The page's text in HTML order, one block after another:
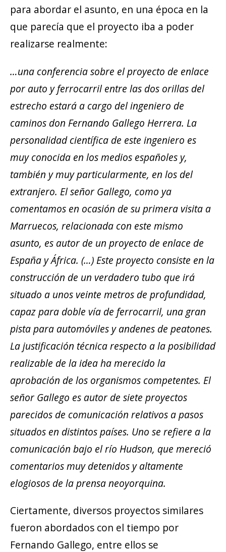
para abordar el asunto, en una época en la
que parecía que el proyecto iba a poder
realizarse realmente:
…una conferencia sobre el proyecto de enlace
por auto y ferrocarril entre las dos orillas del
estrecho estará a cargo del ingeniero de
caminos don Fernando Gallego Herrera. La
personalidad científica de este ingeniero es
muy conocida en los medios españoles y,
también y muy particularmente, en los del
extranjero. El señor Gallego, como ya
comentamos en ocasión de su primera visita a
Marruecos, relacionada con este mismo
asunto, es autor de un proyecto de enlace de
España y África. (…) Este proyecto consiste en la
construcción de un verdadero tubo que irá
situado a unos veinte metros de profundidad,
capaz para doble vía de ferrocarril, una gran
pista para automóviles y andenes de peatones.
La justificación técnica respecto a la posibilidad
realizable de la idea ha merecido la
aprobación de los organismos competentes. El
señor Gallego es autor de siete proyectos
parecidos de comunicación relativos a pasos
situados en distintos países. Uno se refiere a la
comunicación bajo el río Hudson, que mereció
comentarios muy detenidos y altamente
elogiosos de la prensa neoyorquina.
Ciertamente, diversos proyectos similares
fueron abordados con el tiempo por
Fernando Gallego, entre ellos se